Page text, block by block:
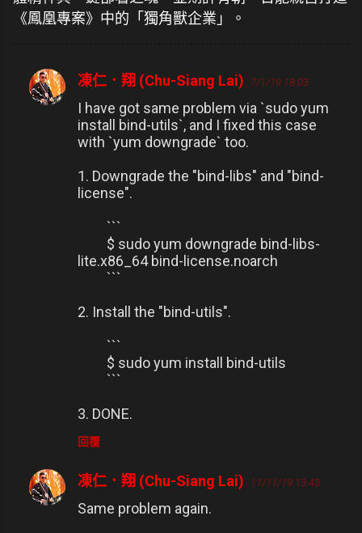
《鳳凰專案》中的「獨角獸企業」。
留
言
凍仁．翔 (Chu-Siang Lai) 7/1/19 18:03
I have got same problem via `sudo yum
install bind-utils`, and I fixed this case
with `yum downgrade` too.
1. Downgrade the "bind-libs" and "bind-
license".
```
$ sudo yum downgrade bind-libs-
lite.x86_64 bind-license.noarch
```
2. Install the "bind-utils".
```
$ sudo yum install bind-utils
```
3. DONE.
回覆
凍仁．翔 (Chu-Siang Lai) 11/11/19 13:43
Same problem again.